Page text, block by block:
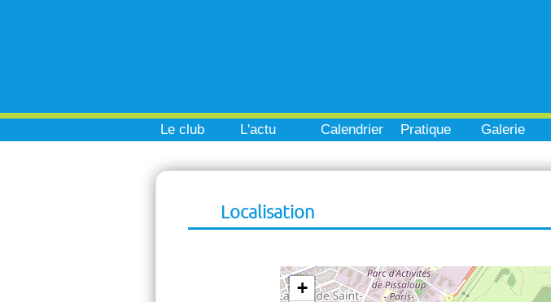
Le club L'actu Calendrier Pratique Galerie
Localisation
+